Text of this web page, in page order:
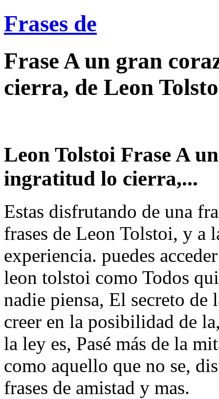
Frases de
Frase A un gran
cierra, de Leon
Leon Tolstoi Frase A
ingratitud lo cierra,...
Estas disfrutando de una
frases de Leon Tolstoi, y a
experiencia. puedes
leon tolstoi como Todos
nadie piensa, El secreto de
creer en la posibilidad de
la ley es, Pasé más de la
como aquello que no se,
frases de amistad y mas.